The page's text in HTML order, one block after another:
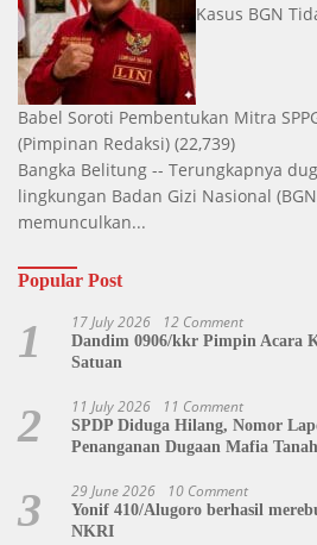
Kasus BGN
Babel Soroti Pembentukan Mitra
(Pimpinan Redaksi) (22,739)
Bangka Belitung -- Terungkapnya
lingkungan Badan Gizi Nasional
memunculkan...
Popular Post
1 17 July 2026 12 Comment
Dandim 0906/kkr Pimpin Acara
Satuan
2 11 July 2026 11 Comment
SPDP Diduga Hilang, Nomor
Penanganan Dugaan Mafia
3 29 June 2026 10 Comment
Yonif 410/Alugoro berhasil
NKRI